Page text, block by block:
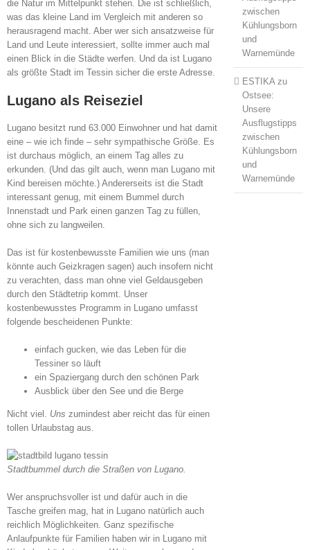
die Natur im Mittelpunkt stehen. Die ist schließlich,
was das kleine Land im Vergleich mit anderen so
herausragend macht. Aber wer sich ansatzweise für
Land und Leute interessiert, sollte immer auch mal
einen Blick in die Städte werfen. Und da ist Lugano
als größte Stadt im Tessin sicher die erste Adresse.
Lugano als Reiseziel
Lugano besitzt rund 63.000 Einwohner und hat damit
eine – wie ich finde – sehr sympathische Größe. Es
ist durchaus möglich, an einem Tag alles zu
erkunden. (Und das gilt auch, wenn man Lugano mit
Kind bereisen möchte.) Andererseits ist die Stadt
interessant genug, mit einem Bummel durch
Innenstadt und Park einen ganzen Tag zu füllen,
ohne sich zu langweilen.
Das ist für kostenbewusste Familien wie uns (man
könnte auch Geizkragen sagen) auch insofern nicht
zu verachten, dass man ohne viel Geldausgeben
durch den Städtetrip kommt. Unser
kostenbewusstes Programm in Lugano umfasst
folgende bescheidenen Punkte:
einfach gucken, wie das Leben für die
Tessiner so läuft
ein Spaziergang durch den schönen Park
Ausblick über den See und die Berge
Nicht viel. Uns zumindest aber reicht das für einen
tollen Urlaubstag aus.
Stadtbummel durch die Straßen von Lugano.
Wer anspruchsvoller ist und dafür auch in die
Tasche greifen mag, hat in Lugano natürlich auch
reichlich Möglichkeiten. Ganz spezifische
Anlaufpunkte für Familien haben wir in Lugano mit
zwischen
Kühlungsborn
und
Warnemünde
ESTIKAzu
Ostsee:
Unsere
Ausflugstipps
zwischen
Kühlungsborn
und
Warnemünde